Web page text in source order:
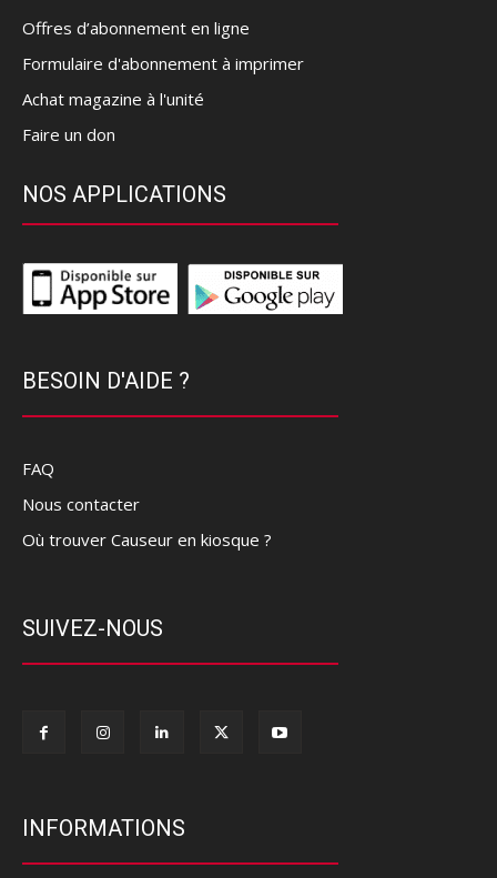
Offres d’abonnement en ligne
Formulaire d'abonnement à imprimer
Achat magazine à l'unité
Faire un don
NOS APPLICATIONS
BESOIN D'AIDE ?
FAQ
Nous contacter
Où trouver Causeur en kiosque ?
SUIVEZ-NOUS
INFORMATIONS